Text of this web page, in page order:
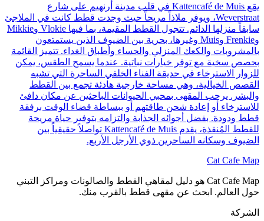
يقع Kattencafé de Muis في قلب مدينة أرنهيم على شارع
Weverstraat، ويوفر ملاذاً مريحاً حيث وجدت قطط كانت في الملاجئ
سابقاً منزلها الدائم. تتجول القطط المقيمة، بما فيها Vlokie وMikkie
وFrenkie وMuis وغيرها، بحرية بين الضيوف الذين يستمتعون
بالمشروبات والكعك المنزلي والحساء وأطباق الغداء. تتميز القائمة
بحصص سخية مع توفر خيارات نباتية. عندما يسمح الطقس، يمكن
للزوار الاسترخاء في حديقة الفناء الخلفي الساحرة التي تشبه
القصص الخيالية، وهي مساحة خارجية هادئة تجمع بين القطط
والبشر. يرحب المقهى بمحبي الحيوانات الباحثين عن مكان دافئ
للاسترخاء أو إعادة شحن طاقتهم أو ببساطة قضاء الوقت برفقة
قطط ودودة. بفضل أجوائه الجذابة والتزامه بتوفير حياة مريحة
للقطط المُنقذة، يقدم Kattencafé de Muis تواصلاً حقيقياً بين
الضيوف وسكانه الساحرين ذوي الأرجل الأربع.
Cat Cafe Map
Cat Cafe Map هو دليل لمقاهي القطط والصالونات ومراكز التبني
حول العالم. ابحث عن مقهى قطط بالقرب منك.
الشركة